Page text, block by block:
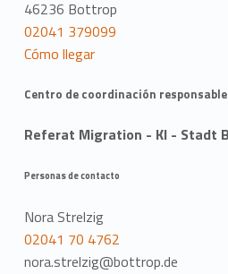
c
a
c
i
ó
46236 Bottrop
02041 379099
Cómo llegar
Centro de coordinación responsable
Referat Migration - KI - Stadt
Personas de contacto
Nora Strelzig
02041 70 4762
nora.strelzig@bottrop.de